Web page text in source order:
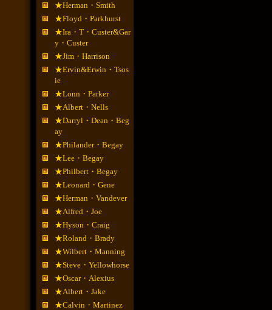
★Herman・Smith
★Floyd・Parkhurst
★Ira・T・Custer&Gar
y・Custer
★Jim・Harrison
★Ervin&Erwin・Tsos
ie
★Lonn・Parker
★Albert・Nells
★Darryl・Dean・Beg
ay
★Philander・Begay
★Lee・Begay
★Philbert・Begay
★Leonard・Gene
★Herman・Vandever
★Alfred・Joe
★Hyson・Craig
★Roland・Brady
★Wilbert・Manning
★Steve・Yellowhorse
★Oscar・Alexius
★Albert・Jake
★Calvin・Martinez